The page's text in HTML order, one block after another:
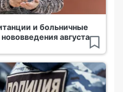
и больничные
августа